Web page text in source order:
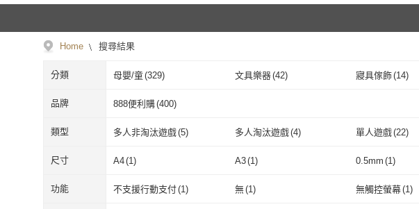
Home 搜尋結果
分類 母嬰/童(329) 文具樂器(42) 寢具傢飾(14)
寵物(2)
品牌 888便利購(400)
888便利購(400)
類型 多人非淘汰遊戲(5) 多人淘汰遊戲(4) 單人遊戲(22)
策略遊戲 運氣遊戲 對戰遊戲 (
牌卡遊戲(2) 圖板遊戲 吊掛式(3)
多人非淘汰遊戲 多人淘汰遊戲 單人遊戲
策略遊戲(16) 運氣遊戲 對戰遊戲
尺寸 A4(1) A3(1) 0.5mm (1)
A4(1) A3 0.5mm(
功能 不支援行動支付(1) 無(1) 無觸控螢幕(1)